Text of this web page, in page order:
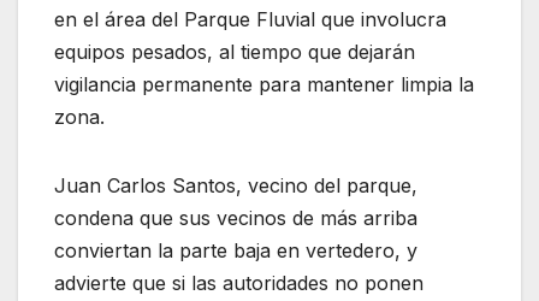
en el área del Parque Fluvial que involucra
equipos pesados, al tiempo que dejarán
vigilancia permanente para mantener limpia la
zona.
Juan Carlos Santos, vecino del parque,
condena que sus vecinos de más arriba
conviertan la parte baja en vertedero, y
advierte que si las autoridades no ponen